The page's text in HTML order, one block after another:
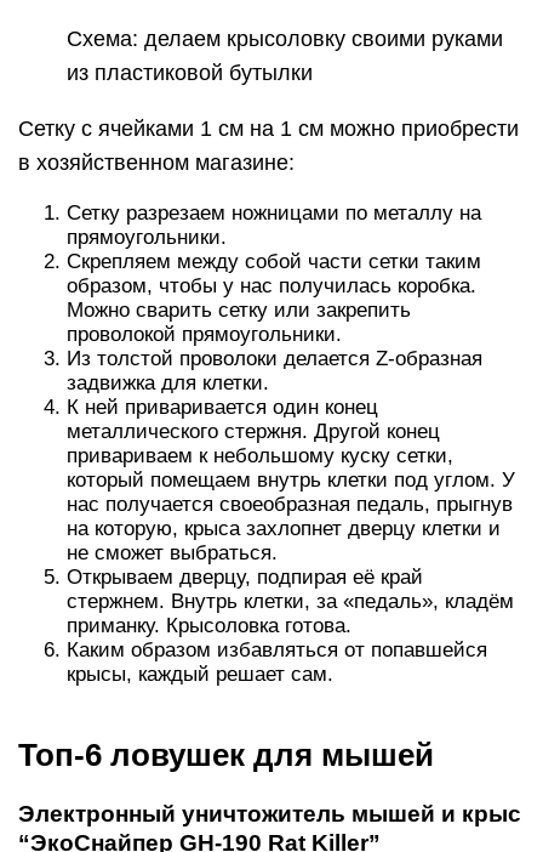
Схема: делаем крысоловку своими руками
из пластиковой бутылки
Сетку с ячейками 1 см на 1 см можно приобрести
в хозяйственном магазине:
Сетку разрезаем ножницами по металлу на
прямоугольники.
Скрепляем между собой части сетки таким
образом, чтобы у нас получилась коробка.
Можно сварить сетку или закрепить
проволокой прямоугольники.
Из толстой проволоки делается Z-образная
задвижка для клетки.
К ней приваривается один конец
металлического стержня. Другой конец
привариваем к небольшому куску сетки,
который помещаем внутрь клетки под углом. У
нас получается своеобразная педаль, прыгнув
на которую, крыса захлопнет дверцу клетки и
не сможет выбраться.
Открываем дверцу, подпирая её край
стержнем. Внутрь клетки, за «педаль», кладём
приманку. Крысоловка готова.
Каким образом избавляться от попавшейся
крысы, каждый решает сам.
Топ-6 ловушек для мышей
Электронный уничтожитель мышей и крыс
“ЭкоСнайпер GH-190 Rat Killer”